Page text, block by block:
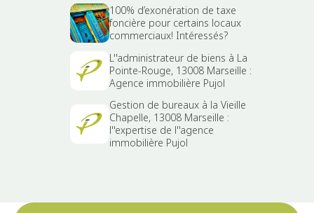
100% d’exonération de taxe
foncière pour certains locaux
commerciaux! Intéressés?
L''administrateur de biens à La
Pointe-Rouge, 13008 Marseille :
Agence immobilière Pujol
Gestion de bureaux à la Vieille
Chapelle, 13008 Marseille :
l''expertise de l''agence
immobilière Pujol